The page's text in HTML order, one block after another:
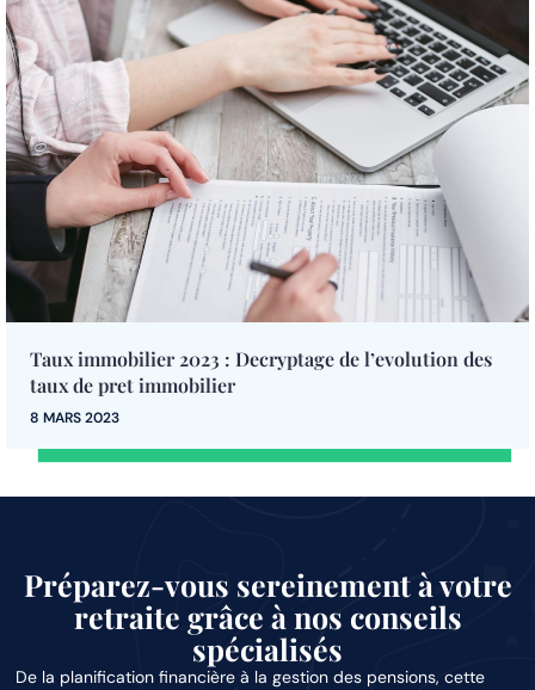
Taux immobilier 2023 : Decryptage de l’evolution des
taux de pret immobilier
8 MARS 2023
Préparez-vous sereinement à votre
retraite grâce à nos conseils
spécialisés
De la planification financière à la gestion des pensions, cette